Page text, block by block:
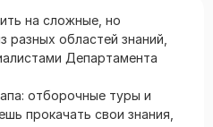
на сложные, но
разных областей знаний,
Департамента
отборочные туры и
прокачать свои знания,